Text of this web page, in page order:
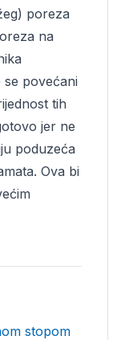
poreza
na
povećani
tih
jer ne
poduzeća
Ova bi
stopom